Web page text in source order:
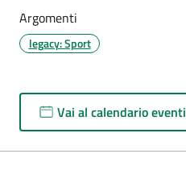
Argomenti
legacy: Sport
Vai al calendario eventi